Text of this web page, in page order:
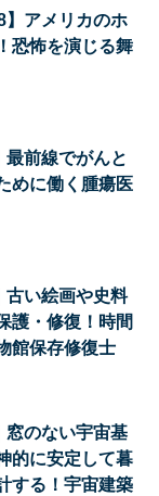
】アメリカのホ
恐怖を演じる舞
前線でがんと
めに働く腫瘍医
古い絵画や史料
護・修復！時間
館保存修復士
窓のない宇宙基
的に安定して暮
する！宇宙建築